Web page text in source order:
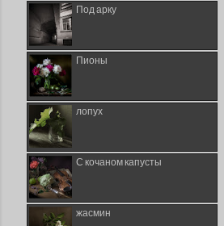
Под арку
Пионы
лопух
С кочаном капусты
жасмин